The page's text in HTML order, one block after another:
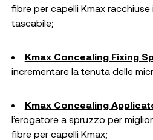
fibre per capelli Kmax
tascabile;
Kmax Concealing Fixing
incrementare la tenuta delle
Kmax Concealing
l’erogatore a spruzzo per
fibre per capelli Kmax;